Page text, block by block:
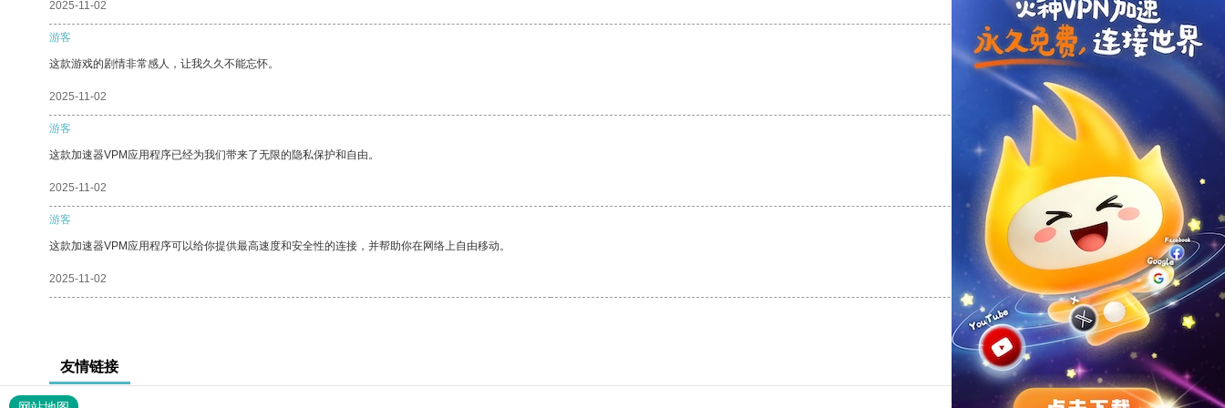
2025-11-02 支持[0] 反对
游客
这款游戏的剧情非常感人，让我久久不能忘怀。
2025-11-02 支持
游客
这款加速器VPM应用程序已经为我们带来了无限的隐私保护和自由。
2025-11-02 反对 [0]
游客
这款加速器VPM应用程序可以给你提供最高速度和安全性的连接，并帮助你在网络上自由移动。
2025-11-02 支持[0] 反对[0]
友情链接